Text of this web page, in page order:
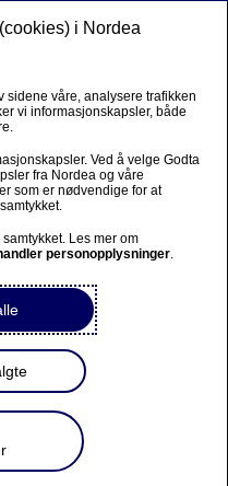
NO
mye» –
i 2022
velger å bidra
deltok over 1750
for
halvparten valgte
var med, sier at
litt hjelp kan
i Nordea
sidene våre, analysere trafikken
vi informasjonskapsler, både
Ved å velge Godta
fra Nordea og våre
som er nødvendige for at
Les mer om
personopplysninger.